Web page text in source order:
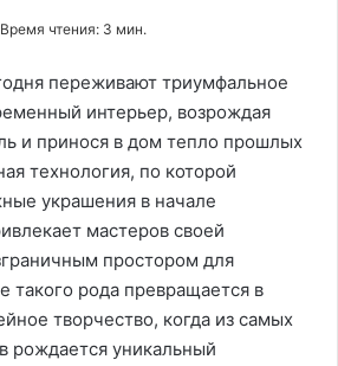
Время чтения: 3 мин.
переживают триумфальное
интерьер, возрождая
и принося в дом тепло прошлых
технология, по которой
украшения в начале
мастеров своей
простором для
такого рода превращается в
творчество, когда из самых
рождается уникальный